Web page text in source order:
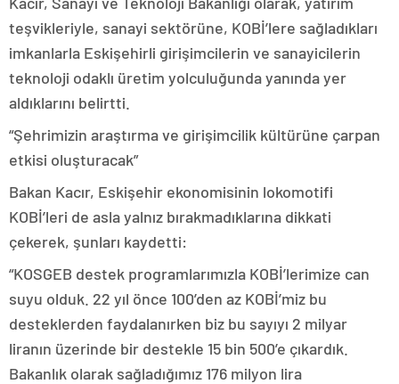
teşvikleriyle, sanayi sektörüne, KOBİ’lere sağladıkları
imkanlarla Eskişehirli girişimcilerin ve sanayicilerin
teknoloji odaklı üretim yolculuğunda yanında yer
aldıklarını belirtti.
“Şehrimizin araştırma ve girişimcilik kültürüne çarpan
etkisi oluşturacak”
Bakan Kacır, Eskişehir ekonomisinin lokomotifi
KOBİ’leri de asla yalnız bırakmadıklarına dikkati
çekerek, şunları kaydetti:
“KOSGEB destek programlarımızla KOBİ’lerimize can
suyu olduk. 22 yıl önce 100’den az KOBİ’miz bu
desteklerden faydalanırken biz bu sayıyı 2 milyar
liranın üzerinde bir destekle 15 bin 500’e çıkardık.
Bakanlık olarak sağladığımız 176 milyon lira